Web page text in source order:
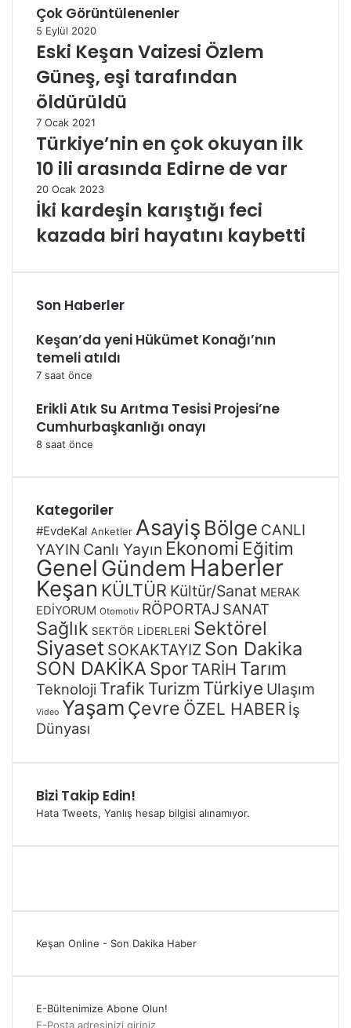
Çok Görüntülenenler
5 Eylül 2020
Eski Keşan Vaizesi Özlem
Güneş, eşi tarafından
öldürüldü
7 Ocak 2021
Türkiye’nin en çok okuyan ilk
10 ili arasında Edirne de var
20 Ocak 2023
İki kardeşin karıştığı feci
kazada biri hayatını kaybetti
Son Haberler
Keşan’da yeni Hükümet Konağı’nın
temeli atıldı
7 saat önce
Erikli Atık Su Arıtma Tesisi Projesi’ne
Cumhurbaşkanlığı onayı
8 saat önce
Kategoriler
#EvdeKal Anketler Asayiş Bölge CANLI
YAYIN Canlı Yayın Ekonomi Eğitim
Genel Gündem Haberler
Keşan KÜLTÜR Kültür/Sanat MERAK
EDİYORUM Otomotiv RÖPORTAJ SANAT
Sağlık SEKTÖR LİDERLERİ Sektörel
Siyaset SOKAKTAYIZ Son Dakika
SON DAKİKA Spor TARİH Tarım
Teknoloji Trafik Turizm Türkiye Ulaşım
Video Yaşam Çevre ÖZEL HABER İş
Dünyası
Bizi Takip Edin!
Hata Tweets, Yanlış hesap bilgisi alınamıyor.
Keşan Online - Son Dakika Haber
E-Bültenimize Abone Olun!
E-